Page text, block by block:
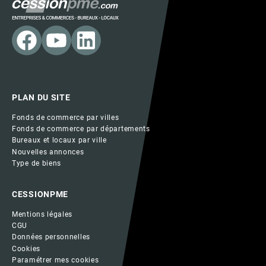
PLAN DU SITE
Fonds de commerce par villes
Fonds de commerce par départements
Bureaux et locaux par ville
Nouvelles annonces
Type de biens
CESSIONPME
Mentions légales
CGU
Données personnelles
Cookies
Paramétrer mes cookies